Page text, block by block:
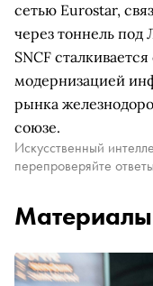
сетью Eurostar,
через тоннель
SNCF
модернизацией
рынка
союзе.
Искусственный
перепроверяйте
Материалы